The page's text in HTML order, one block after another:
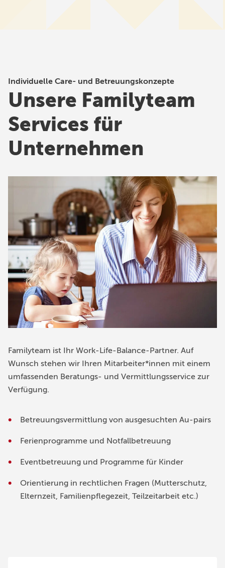
Individuelle Care- und Betreuungskonzepte
Unsere Familyteam
Services für
Unternehmen
Familyteam ist Ihr Work-Life-Balance-Partner. Auf
Wunsch stehen wir Ihren Mitarbeiter*innen mit einem
umfassenden Beratungs- und Vermittlungsservice zur
Verfügung.
Betreuungsvermittlung von ausgesuchten Au-pairs
Ferienprogramme und Notfallbetreuung
Eventbetreuung und Programme für Kinder
Orientierung in rechtlichen Fragen (Mutterschutz,
Elternzeit, Familienpflegezeit, Teilzeitarbeit etc.)